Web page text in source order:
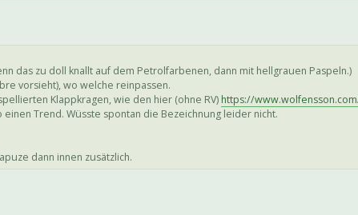
das zu doll knallt auf dem Petrolfarbenen, dann mit hellgrauen Paspeln.)
vorsieht), wo welche reinpassen.
Klappkragen, wie den hier (ohne RV) https://
Trend. Wüsste spontan die Bezeichnung leider nicht.
dann innen zusätzlich.